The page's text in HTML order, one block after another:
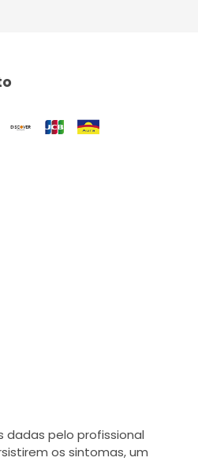
pelo profissional
os sintomas, um